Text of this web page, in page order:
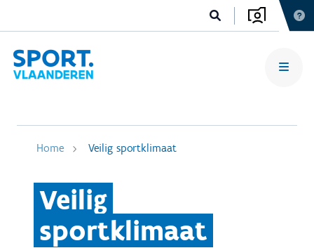
Home Veilig sportklimaat
Veilig
sportklimaat